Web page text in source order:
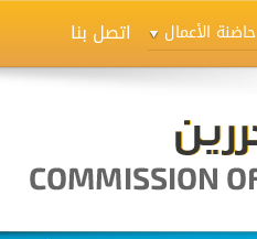
حاضنة الأعمال اتصل بنا